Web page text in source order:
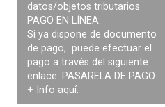
datos/objetos tributarios.
PAGO EN LÍNEA:
Si ya dispone de documento
de pago, puede efectuar el
pago a través del siguiente
enlace: PASARELA DE PAGO
+ Info aquí.